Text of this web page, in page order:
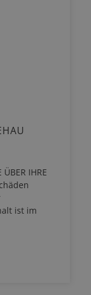
ÜBER IHRE
ist im